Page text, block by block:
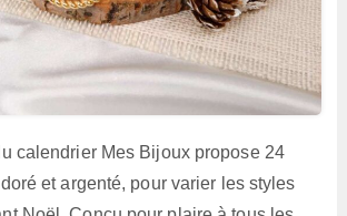
calendrier Mes Bijoux propose 24
et argenté, pour varier les styles